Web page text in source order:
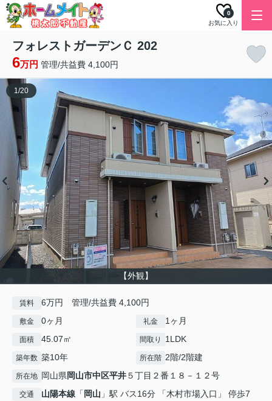
お気に入り
0
フォレストガーデンＣ 202
6万円 管理/共益費 4,100円
【外観】
1/20
賃料 6万円 管理/共益費 4,100円
敷金 0ヶ月 礼金 1ヶ月
面積 45.07㎡ 間取り 1LDK
築年数 築10年 所在階 2階/2階建
所在地 岡山県岡山市中区平井５丁目２番１８－１２号
交通 山陽本線 「 岡山 」駅 バス16分 「木村市場入口」 停歩7